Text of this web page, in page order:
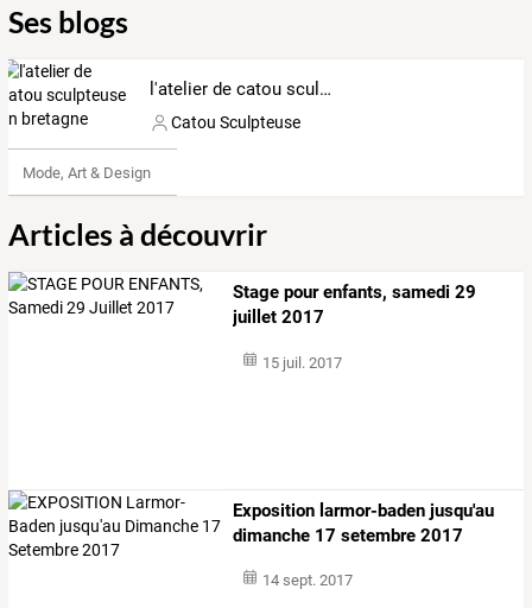
Ses blogs
l'atelier de catou sculpteuse en bretagne
Catou Sculpteuse
Mode, Art & Design
Articles à découvrir
Stage pour enfants, samedi 29
juillet 2017
15 juil. 2017
Exposition larmor-baden jusqu'au
dimanche 17 setembre 2017
14 sept. 2017